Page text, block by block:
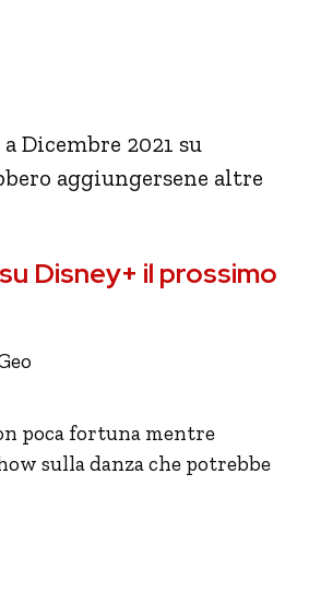
Dicembre 2021 su
aggiungersene altre
Disney+ il prossimo
poca fortuna mentre
sulla danza che potrebbe